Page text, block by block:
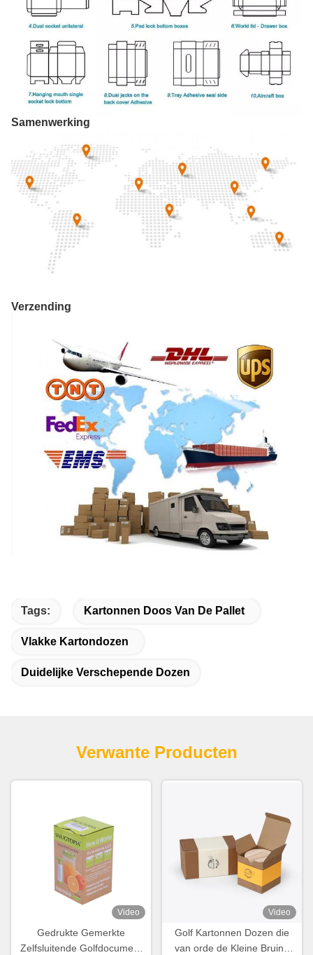
Samenwerking
Verzending
Tags: Kartonnen Doos Van De Pallet
Vlakke Kartondozen
Duidelijke Verschepende Dozen
Verwante Producten
Video
Gedrukte Gemerkte
Zelfsluitende Golfdocument
Video
Golf Kartonnen Dozen die
van orde de Kleine Bruine